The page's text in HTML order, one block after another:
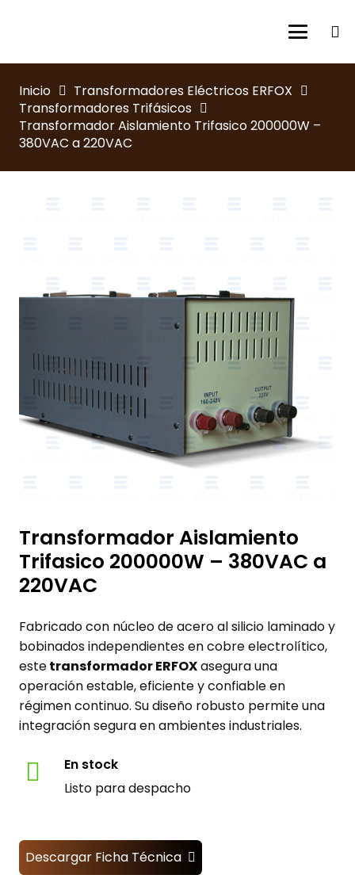
Inicio
Transformadores Eléctricos ERFOX
Transformadores Trifásicos
Transformador Aislamiento Trifasico 200000W –
380VAC a 220VAC
Transformador Aislamiento
Trifasico 200000W – 380VAC a
220VAC
Fabricado con núcleo de acero al silicio laminado y
bobinados independientes en cobre electrolítico,
estetransformador ERFOXasegura una
operación estable, eficiente y confiable en
régimen continuo. Su diseño robusto permite una
integración segura en ambientes industriales.
En stock
Listo para despacho
Descargar Ficha Técnica